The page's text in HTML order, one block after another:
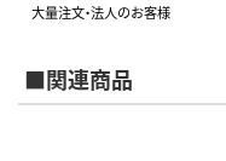
大量注文・法人のお客様
■関連商品